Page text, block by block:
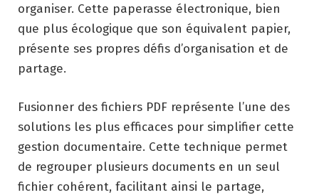
organiser. Cette paperasse électronique, bien
que plus écologique que son équivalent papier,
présente ses propres défis d’organisation et de
partage.
Fusionner des fichiers PDF représente l’une des
solutions les plus efficaces pour simplifier cette
gestion documentaire. Cette technique permet
de regrouper plusieurs documents en un seul
fichier cohérent, facilitant ainsi le partage,